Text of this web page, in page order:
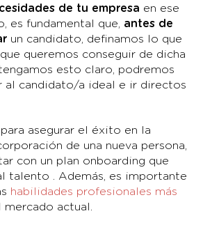
de tu empresa en ese
es fundamental que, antes de
un candidato, definamos lo que
queremos conseguir de dicha
esto claro, podremos
al candidato/a ideal e ir directos
asegurar el éxito en la
de una nueva persona,
con un plan onboarding que
talento . Además, es importante
habilidades profesionales más
mercado actual.